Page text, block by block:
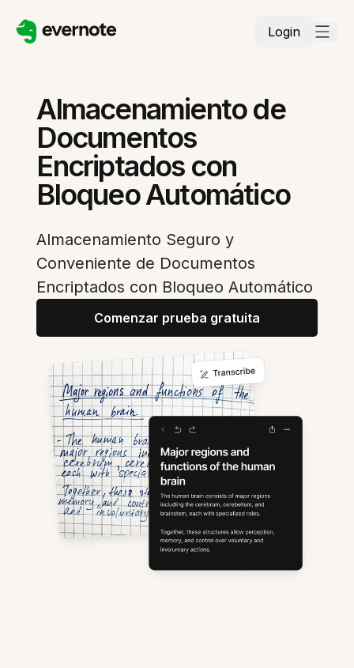
Login
Almacenamiento de
Documentos
Encriptados con
Bloqueo Automático
Almacenamiento Seguro y
Conveniente de Documentos
Encriptados con Bloqueo Automático
Comenzar prueba gratuita